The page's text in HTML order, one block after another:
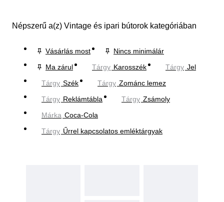
Népszerű a(z) Vintage és ipari bútorok kategóriában
Vásárlás most
Nincs minimálár
Ma zárul
Tárgy Karosszék Tárgy Jel
Tárgy Szék Tárgy Zománc lemez
Tárgy Reklámtábla Tárgy Zsámoly
Márka Coca-Cola
Tárgy Űrrel kapcsolatos emléktárgyak